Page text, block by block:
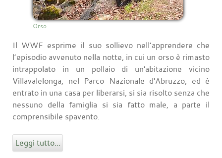
Orso
Il WWF esprime il suo sollievo nell’apprendere che
l’episodio avvenuto nella notte, in cui un orso è rimasto
intrappolato in un pollaio di un'abitazione vicino
Villavalelonga, nel Parco Nazionale d'Abruzzo, ed è
entrato in una casa per liberarsi, si sia risolto senza che
nessuno della famiglia si sia fatto male, a parte il
comprensibile spavento.
Leggi tutto...